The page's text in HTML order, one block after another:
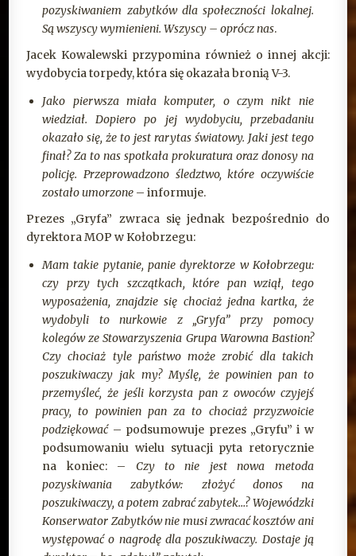
pozyskiwaniem zabytków dla społeczności lokalnej.
Są wszyscy wymienieni. Wszyscy – oprócz nas.
Jacek Kowalewski przypomina również o innej akcji:
wydobycia torpedy, która się okazała bronią V-3.
Jako pierwsza miała komputer, o czym nikt nie
wiedział. Dopiero po jej wydobyciu, przebadaniu
okazało się, że to jest rarytas światowy. Jaki jest tego
finał? Za to nas spotkała prokuratura oraz donosy na
policję. Przeprowadzono śledztwo, które oczywiście
zostało umorzone – informuje.
Prezes „Gryfa” zwraca się jednak bezpośrednio do
dyrektora MOP w Kołobrzegu:
Mam takie pytanie, panie dyrektorze w Kołobrzegu:
czy przy tych szczątkach, które pan wziął, tego
wyposażenia, znajdzie się chociaż jedna kartka, że
wydobyli to nurkowie z „Gryfa” przy pomocy
kolegów ze Stowarzyszenia Grupa Warowna Bastion?
Czy chociaż tyle państwo może zrobić dla takich
poszukiwaczy jak my? Myślę, że powinien pan to
przemyśleć, że jeśli korzysta pan z owoców czyjejś
pracy, to powinien pan za to chociaż przyzwoicie
podziękować – podsumowuje prezes „Gryfu” i w
podsumowaniu wielu sytuacji pyta retorycznie
na koniec: – Czy to nie jest nowa metoda
pozyskiwania zabytków: złożyć donos na
poszukiwaczy, a potem zabrać zabytek…? Wojewódzki
Konserwator Zabytków nie musi zwracać kosztów ani
występować o nagrodę dla poszukiwaczy. Dostaje ją